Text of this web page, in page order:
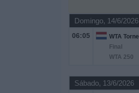
Domingo, 14/6/2026
06:05
Final
WTA 250
Sábado, 13/6/2026